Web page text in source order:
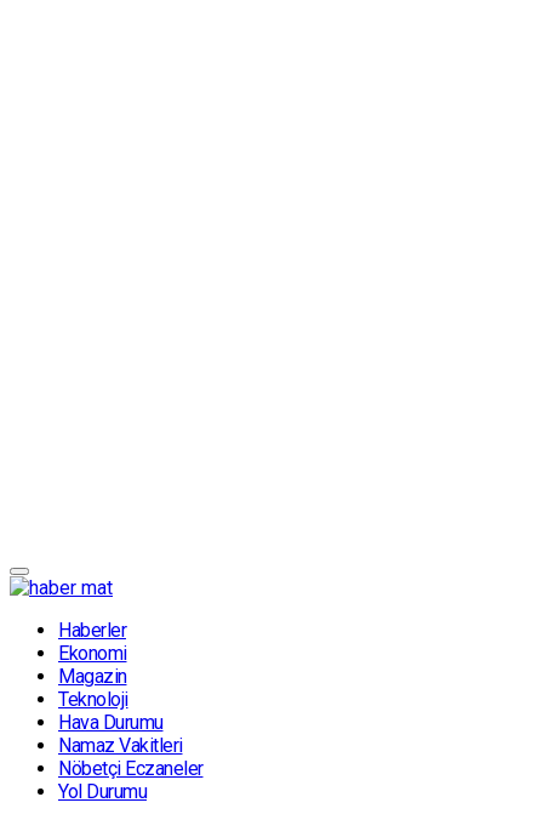
Haberler
Ekonomi
Magazin
Teknoloji
Hava Durumu
Namaz Vakitleri
Nöbetçi Eczaneler
Yol Durumu